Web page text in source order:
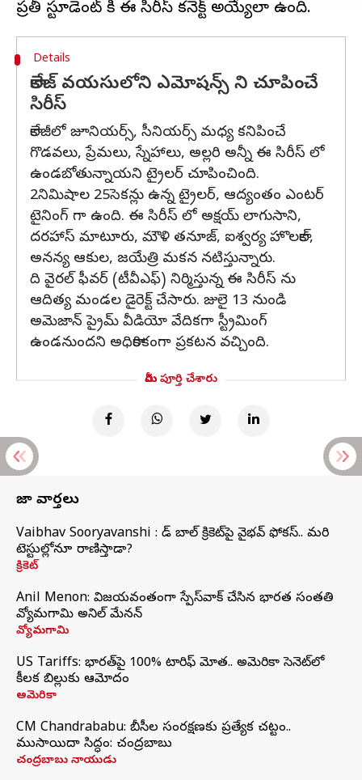
Details
కాలేజ్ వయసులోని ఎమోషన్స్ ని చూపించే
సిరీస్
కాలేజీలో జూనియర్స్, సీనియర్స్ మధ్య కనిపించే
గొడవలు, ప్రేమలు, స్నేహాలు, అల్లరి అన్నీ ఈ సిరీస్ లో
ఉండబోతున్నాయని ట్రైలర్ చూపించింది.
2నిమిషాల 25సెకన్లు ఉన్న ట్రైలర్, ఆద్యంతం ఎంటర్
టైనింగ్ గా ఉంది. ఈ సిరీస్ లో అక్షయ్ లాగుసాని,
దరహాస్ మాటూరు, మౌళి తనూజ్, ఐశ్వర్య హొలకాల్,
అనన్య ఆకుల, జయేత్రి మకన నటిస్తున్నారు.
ది వైరల్ ఫీవర్ (టీవీఎఫ్) నిర్మిస్తున్న ఈ సిరీస్ ను
ఆదిత్య మండల డైరెక్ట్ చేసారు. జులై 13 నుండి
అమెజాన్ ప్రైమ్ వీడియో వేదికగా స్ట్రీమింగ్
ఉండనుందని అధికారికంగా ప్రకటన వచ్చింది.
మీరు పూర్తి చేశారు
తాజా వార్తలు
Vaibhav Sooryavanshi : రెడ్ బాల్ క్రికెట్‌పై వైభవ్ ఫోకస్.. మరి
టెస్టుల్లోనూ రాణిస్తాడా?
క్రికెట్
Anil Menon: విజయవంతంగా స్పేస్‌వాక్‌ చేసిన భారత సంతతి
వ్యోమగామి అనిల్‌ మేనన్
వ్యోమగామి
US Tariffs: భారత్‌పై 100% టారిఫ్‌ మోత.. అమెరికా సెనెట్‌లో
కీలక బిల్లుకు ఆమోదం
అమెరికా
CM Chandrababu: బీసీల సంరక్షణకు ప్రత్యేక చట్టం..
ముసాయిదా సిద్ధం: చంద్రబాబు
చంద్రబాబు నాయుడు